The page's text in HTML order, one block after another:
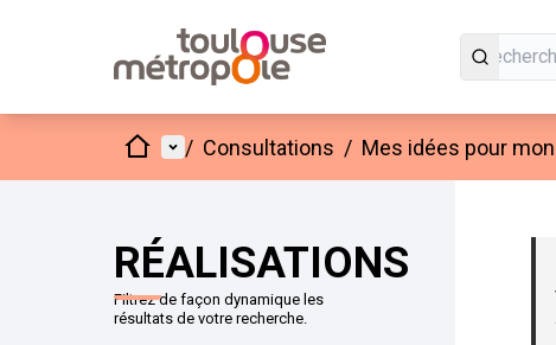
AccueilMenu principal
/ Consultations / Mes idées pour
RÉALISATIONS
Filtrez de façon dynamique les
résultats de votre recherche.
Passer